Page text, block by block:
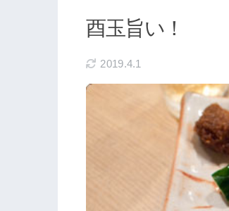
酉玉旨い！
2019.4.1